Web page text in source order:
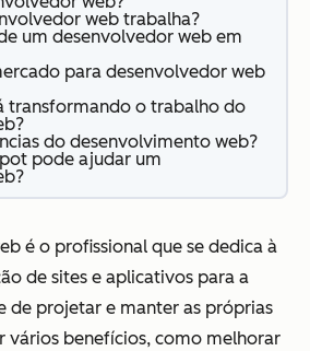
web trabalha?
um desenvolvedor web em
para desenvolvedor web
transformando o trabalho do
do desenvolvimento web?
pode ajudar um
é o profissional que se dedica à
de sites e aplicativos para a
de projetar e manter as próprias
vários benefícios, como melhorar